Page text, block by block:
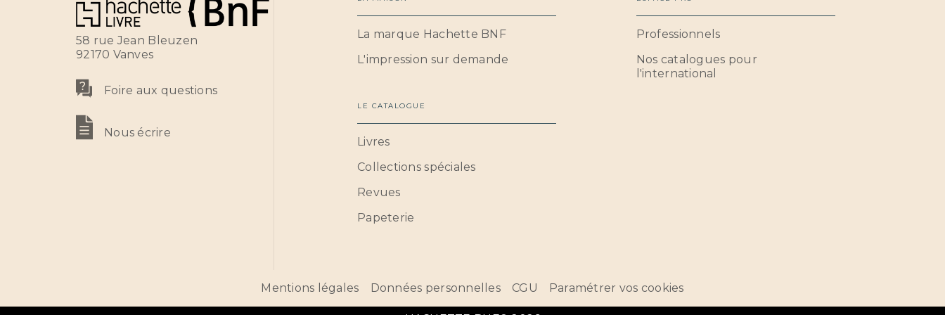
58 rue Jean Bleuzen
92170 Vanves
Foire aux questions
Nous écrire
La marque Hachette BNF
L'impression sur demande
LE CATALOGUE
Livres
Collections spéciales
Revues
Papeterie
Professionnels
Nos catalogues pour
l'international
Mentions légales Données personnelles CGU Paramétrer vos cookies